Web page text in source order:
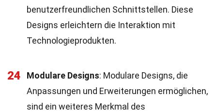
benutzerfreundlichen Schnittstellen. Diese
Designs erleichtern die Interaktion mit
Technologieprodukten.
24 Modulare Designs: Modulare Designs, die
Anpassungen und Erweiterungen ermöglichen,
sind ein weiteres Merkmal des